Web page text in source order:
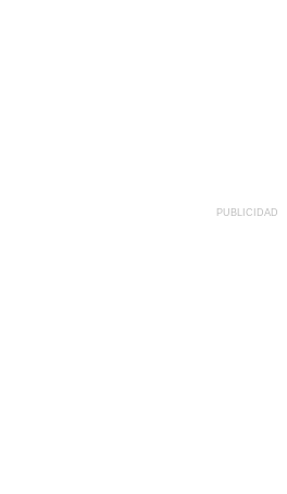
PUBLICIDAD